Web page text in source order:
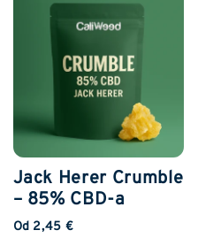
Jack Herer Crumble
– 85% CBD-a
Od 2,45 €